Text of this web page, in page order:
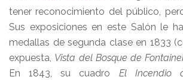
tener reconocimiento del público,
Sus exposiciones en este Salón le
medallas de segunda clase en 1833
expuesta, Vista del Bosque de
En 1843, su cuadro El Incendio